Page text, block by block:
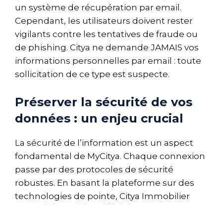
un système de récupération par email.
Cependant, les utilisateurs doivent rester
vigilants contre les tentatives de fraude ou
de phishing. Citya ne demande JAMAIS vos
informations personnelles par email : toute
sollicitation de ce type est suspecte.
Préserver la sécurité de vos
données : un enjeu crucial
La sécurité de l’information est un aspect
fondamental de MyCitya. Chaque connexion
passe par des protocoles de sécurité
robustes. En basant la plateforme sur des
technologies de pointe, Citya Immobilier